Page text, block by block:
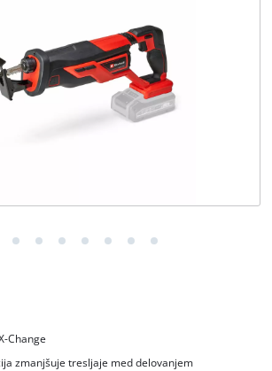
Change
zmanjšuje tresljaje med delovanjem